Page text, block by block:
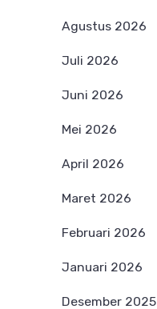
Agustus 2026
Juli 2026
Juni 2026
Mei 2026
April 2026
Maret 2026
Februari 2026
Januari 2026
Desember 2025